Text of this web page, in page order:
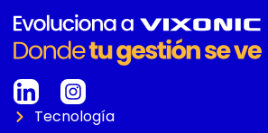
Tecnología